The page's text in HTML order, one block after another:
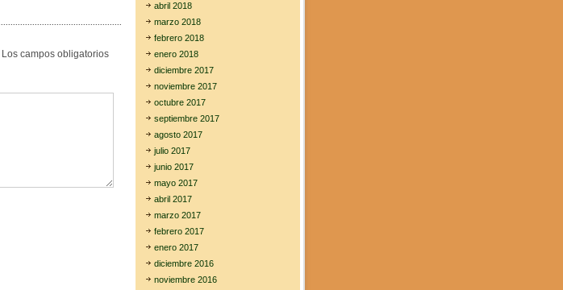
Los campos obligatorios
abril 2018
marzo 2018
febrero 2018
enero 2018
diciembre 2017
noviembre 2017
octubre 2017
septiembre 2017
agosto 2017
julio 2017
junio 2017
mayo 2017
abril 2017
marzo 2017
febrero 2017
enero 2017
diciembre 2016
noviembre 2016